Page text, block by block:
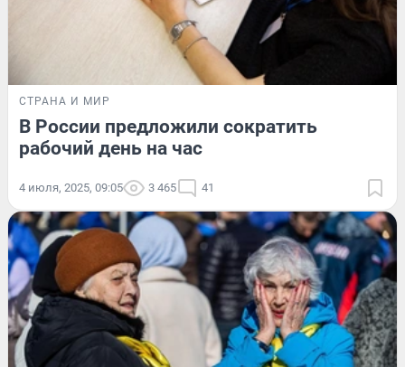
СТРАНА И МИР
В России предложили сократить
рабочий день на час
4 июля, 2025, 09:05 3 465 41